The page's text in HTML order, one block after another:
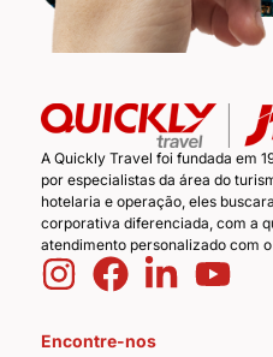
A Quickly Travel foi fundada em
por especialistas da área do
hotelaria e operação, eles
corporativa diferenciada, com a
atendimento personalizado com
Encontre-nos